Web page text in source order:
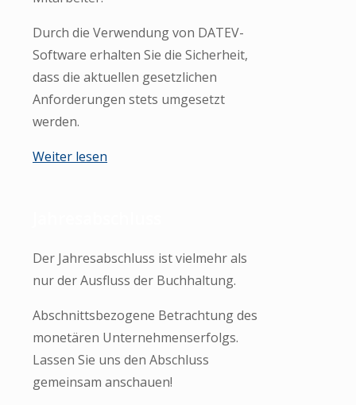
Durch die Verwendung von DATEV-
Software erhalten Sie die Sicherheit,
dass die aktuellen gesetzlichen
Anforderungen stets umgesetzt
werden.
Weiter lesen
Der Jahresabschluss ist vielmehr als
nur der Ausfluss der Buchhaltung.
Abschnittsbezogene Betrachtung des
monetären Unternehmenserfolgs.
Lassen Sie uns den Abschluss
gemeinsam anschauen!